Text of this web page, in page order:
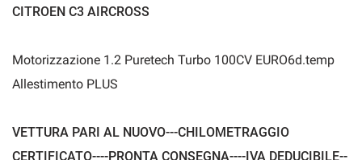
CITROEN C3 AIRCROSS
Motorizzazione 1.2 Puretech Turbo 100CV EURO6d.temp
Allestimento PLUS
VETTURA PARI AL NUOVO---CHILOMETRAGGIO
CERTIFICATO----PRONTA CONSEGNA----IVA DEDUCIBILE--
modificare
scelte
qualsiasi